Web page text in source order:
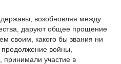
возобновляя между
даруют общее прощение
своим, какого бы звания ни
войны,
принимали участие в